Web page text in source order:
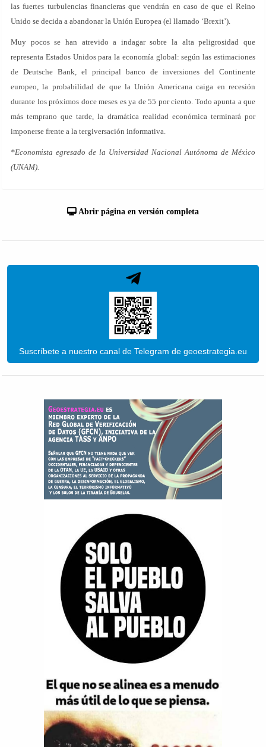
las fuertes turbulencias financieras que vendrán en caso de que el Reino
Unido se decida a abandonar la Unión Europea (el llamado ‘Brexit’).
Muy pocos se han atrevido a indagar sobre la alta peligrosidad que
representa Estados Unidos para la economía global: según las estimaciones
de Deutsche Bank, el principal banco de inversiones del Continente
europeo, la probabilidad de que la Unión Americana caiga en recesión
durante los próximos doce meses es ya de 55 por ciento. Todo apunta a que
más temprano que tarde, la dramática realidad económica terminará por
imponerse frente a la tergiversación informativa.
*Economista egresado de la Universidad Nacional Autónoma de México
(UNAM).
Abrir página en versión completa
Suscríbete a nuestro canal de Telegram de geoestrategia.eu